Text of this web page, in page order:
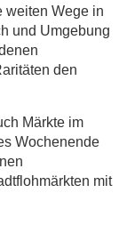
weiten Wege in
und Umgebung
den
Märkte im
Wochenende
mit